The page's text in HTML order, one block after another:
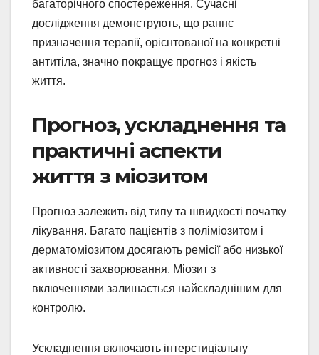
багаторічного спостереження. Сучасні
дослідження демонструють, що раннє
призначення терапії, орієнтованої на конкретні
антитіла, значно покращує прогноз і якість
життя.
Прогноз, ускладнення та
практичні аспекти
життя з міозитом
Прогноз залежить від типу та швидкості початку
лікування. Багато пацієнтів з поліміозитом і
дерматоміозитом досягають ремісії або низької
активності захворювання. Міозит з
включеннями залишається найскладнішим для
контролю.
Ускладнення включають інтерстиціальну